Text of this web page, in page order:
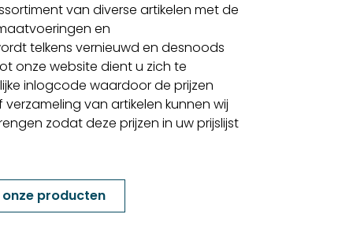
van diverse artikelen met de
en
telkens vernieuwd en desnoods
onze website dient u zich te
inlogcode waardoor de prijzen
van artikelen kunnen wij
zodat deze prijzen in uw prijslijst
onze producten